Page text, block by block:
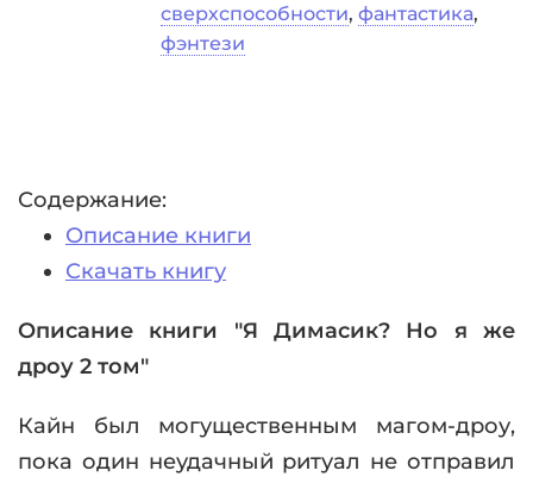
сверхспособности, фантастика,
фэнтези
Содержание:
Описание книги
Скачать книгу
Описание книги "Я Димасик? Но я же
дроу 2 том"
Кайн был могущественным магом-дроу,
пока один неудачный ритуал не отправил